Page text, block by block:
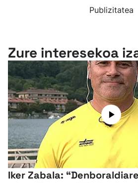
Publizitatea
Zure interesekoa
Iker Zabala: